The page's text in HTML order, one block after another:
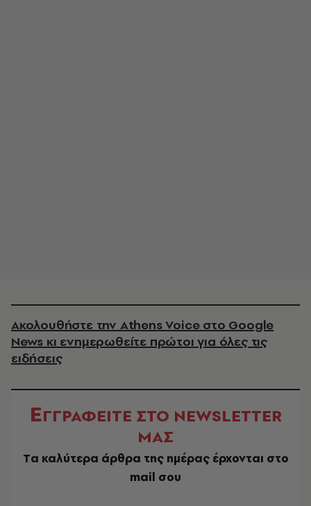
Ακολουθήστε την Athens Voice στο Google
News κι ενημερωθείτε πρώτοι για όλες τις
ειδήσεις
ΕΓΓΡΑΦΕΙΤΕ ΣΤΟ NEWSLETTER
ΜΑΣ
Tα καλύτερα άρθρα της ημέρας έρχονται στο
mail σου